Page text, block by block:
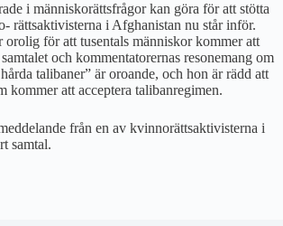
i människorättsfrågor kan göra för att stötta
rättsaktivisterna i Afghanistan nu står inför.
orolig för att tusentals människor kommer att
och kommentatorernas resonemang om
talibaner” är oroande, och hon är rädd att
kommer att acceptera talibanregimen.
från en av kvinnorättsaktivisterna i
samtal.